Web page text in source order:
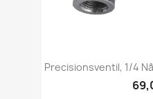
Precisionsventil, 1/4